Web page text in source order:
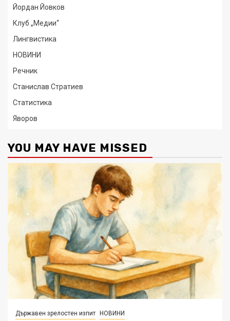
Йордан Йовков
Клуб „Медии“
Лингвистика
НОВИНИ
Речник
Станислав Стратиев
Статистика
Яворов
YOU MAY HAVE MISSED
Държавен зрелостен изпит НОВИНИ